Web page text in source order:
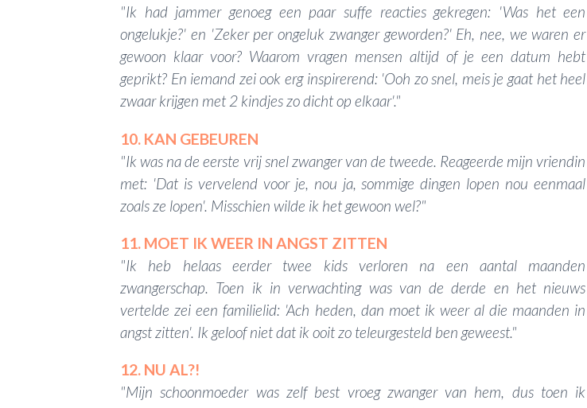
"Ik had jammer genoeg een paar suffe reacties gekregen: 'Was het een
ongelukje?' en 'Zeker per ongeluk zwanger geworden?' Eh, nee, we waren er
gewoon klaar voor? Waarom vragen mensen altijd of je een datum hebt
geprikt? En iemand zei ook erg inspirerend: 'Ooh zo snel, meis je gaat het heel
zwaar krijgen met 2 kindjes zo dicht op elkaar'."
10. KAN GEBEUREN
"Ik was na de eerste vrij snel zwanger van de tweede. Reageerde mijn vriendin
met: 'Dat is vervelend voor je, nou ja, sommige dingen lopen nou eenmaal
zoals ze lopen'. Misschien wilde ik het gewoon wel?"
11. MOET IK WEER IN ANGST ZITTEN
"Ik heb helaas eerder twee kids verloren na een aantal maanden
zwangerschap. Toen ik in verwachting was van de derde en het nieuws
vertelde zei een familielid: 'Ach heden, dan moet ik weer al die maanden in
angst zitten'. Ik geloof niet dat ik ooit zo teleurgesteld ben geweest."
12. NU AL?!
"Mijn schoonmoeder was zelf best vroeg zwanger van hem, dus toen ik